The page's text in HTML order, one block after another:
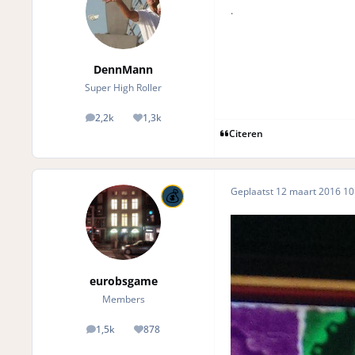
DennMann
Super High Roller
2,2k
posts 1,3k
Reputation
.
Citeren
eurobsgame
Members
1,5k
posts 878
Reputation
Geplaatst 12 maart 2016